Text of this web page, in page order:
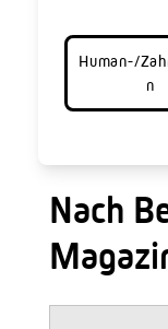
Human-/
n
Nach